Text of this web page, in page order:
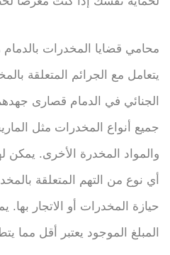
محامي قضايا المخدرات بالدمام
يتعامل مع الجرائم المتعلقة
الجنائي في الدمام قصارى
جميع أنواع المخدرات مثل
والمواد المخدرة الأخرى. يمكن
أي نوع من التهم المتعلقة
حيازة المخدرات أو الاتجار بها.
المبلغ الموجود يعتبر أقل مما